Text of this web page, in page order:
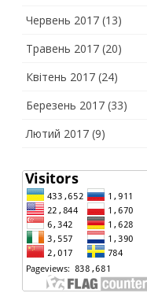
Червень 2017 (13)
Травень 2017 (20)
Квітень 2017 (24)
Березень 2017 (33)
Лютий 2017 (9)